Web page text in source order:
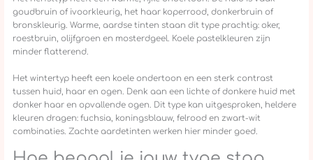
goudbruin of ivoorkleurig, het haar koperrood, donkerbruin of
bronskleurig. Warme, aardse tinten staan dit type prachtig: oker,
roestbruin, olijfgroen en mosterdgeel. Koele pastelkleuren zijn
minder flatterend.
Het wintertyp heeft een koele ondertoon en een sterk contrast
tussen huid, haar en ogen. Denk aan een lichte of donkere huid met
donker haar en opvallende ogen. Dit type kan uitgesproken, heldere
kleuren dragen: fuchsia, koningsblauw, felrood en zwart-wit
combinaties. Zachte aardetinten werken hier minder goed.